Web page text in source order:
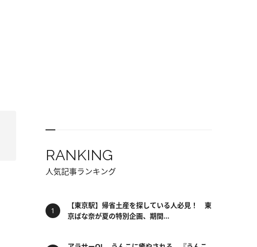
RANKING
人気記事ランキング
【東京駅】帰省土産を探している人必見！ 東
京ばな奈が夏の特別企画、期間...